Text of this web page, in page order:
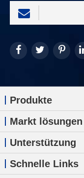
Produkte
Markt lösungen
Unterstützung
Schnelle Links